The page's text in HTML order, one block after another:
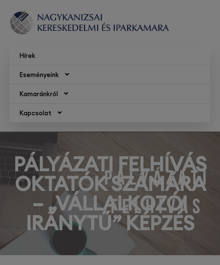
Hírek
Eseményeink
Kamaránkról
Kapcsolat
PÁLYÁZATI FELHÍVÁS
OKTATÓK SZÁMÁRA
– „VÁLLALKOZÓI
IRÁNYTŰ” KÉPZÉS